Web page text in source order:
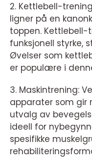
2. Kettlebell-
ligner på en
toppen.
funksjonell styrke,
Øvelser som
er populære i
3. Maskintrening:
apparater som gir
utvalg av
ideell for
spesifikke